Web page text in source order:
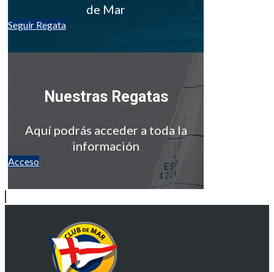
de Mar
Seguir Regata
Nuestras Regatas
Aquí podrás acceder a toda la
información
Acceso